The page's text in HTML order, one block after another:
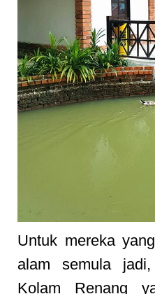
Untuk mereka
alam semula
Kolam Renang